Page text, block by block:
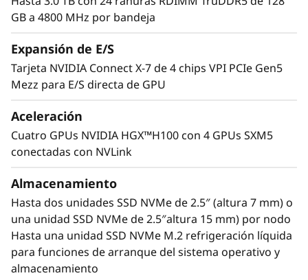
y
S
e
v
e
Acelerar sus aplicaciones
El ThinkSystem SD665-N V3 tiene cuatro GPUs
NVIDIA H100 Tensor Core interconectadas
mediante NVLink para ofrecer importantes
mejoras en el rendimiento para cargas de
trabajo de HPC, entrenamiento de IA e
GB a 4800 MHz por bandeja
Expansión de E/S
Tarjeta NVIDIA Connect X-7 de 4 chips VPI PCIe Gen5
Mezz para E/S directa de GPU
Aceleración
Cuatro GPUs NVIDIA HGX™H100 con 4 GPUs SXM5
conectadas con NVLink
Almacenamiento
Hasta dos unidades SSD NVMe de 2.5″ (altura 7 mm) o
una unidad SSD NVMe de 2.5″altura 15 mm) por nodo
Hasta una unidad SSD NVMe M.2 refrigeración líquida
para funciones de arranque del sistema operativo y
almacenamiento